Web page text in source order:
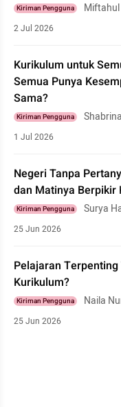
Kiriman Pengguna
2 Jul 2026
Kurikulum untuk
Semua Punya
Sama?
Kiriman Pengguna
1 Jul 2026
Negeri Tanpa
dan Matinya Berpikir
Kiriman Pengguna Surya
25 Jun 2026
Pelajaran
Kurikulum?
Kiriman Pengguna Naila
25 Jun 2026